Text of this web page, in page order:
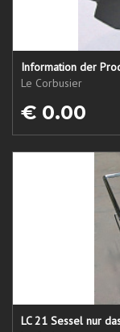
Information der
Le Corbusier
€ 0.00
LC 21 Sessel nur